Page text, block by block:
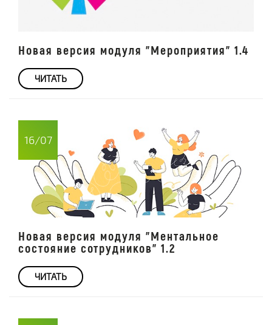
Новая версия модуля "Мероприятия" 1.4
ЧИТАТЬ
16/07
Новая версия модуля "Ментальное
состояние сотрудников" 1.2
ЧИТАТЬ